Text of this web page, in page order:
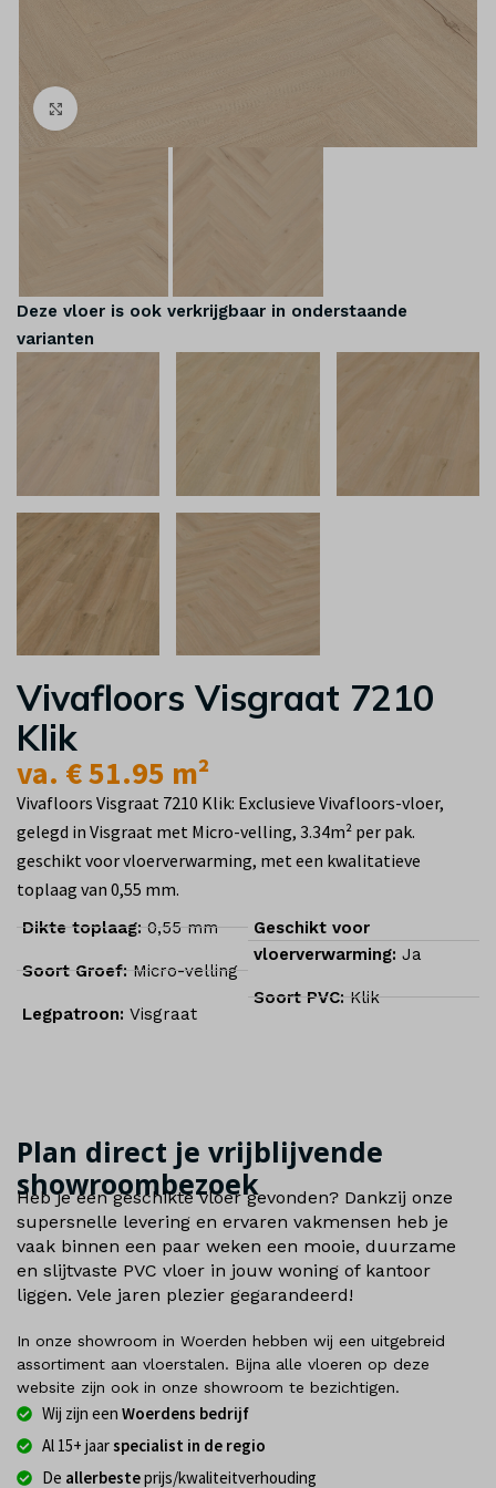
Deze vloer is ook verkrijgbaar in onderstaande
varianten
Vivafloors Visgraat 7210
Klik
va. € 51.95 m²
Vivafloors Visgraat 7210 Klik: Exclusieve Vivafloors-vloer,
gelegd in Visgraat met Micro-velling, 3.34m² per pak.
geschikt voor vloerverwarming, met een kwalitatieve
toplaag van 0,55 mm.
Dikte toplaag:0,55 mm
Soort Groef:Micro-velling
Legpatroon: Visgraat
Geschikt voor
vloerverwarming: Ja
Soort PVC:Klik
Plan direct je vrijblijvende
showroombezoek
Heb je een geschikte vloer gevonden? Dankzij onze
supersnelle levering en ervaren vakmensen heb je
vaak binnen een paar weken een mooie, duurzame
en slijtvaste PVC vloer in jouw woning of kantoor
liggen. Vele jaren plezier gegarandeerd!
In onze showroom in Woerden hebben wij een uitgebreid
assortiment aan vloerstalen. Bijna alle vloeren op deze
website zijn ook in onze showroom te bezichtigen.
Wij zijn een Woerdens bedrijf
Al 15+ jaarspecialist in de regio
De allerbesteprijs/kwaliteitverhouding